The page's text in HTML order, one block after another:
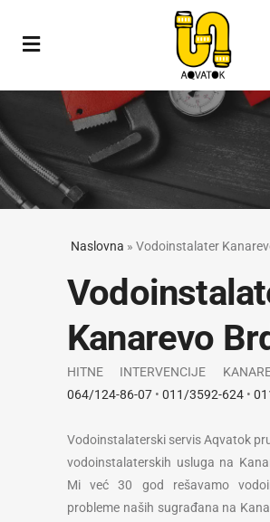
Naslovna » Vodoinstalater
Kanarevo
HITNE INTERVENCIJE
064/124-86-07 • 011/3592-624 •
Vodoinstalaterski servis Aqvatok
vodoinstalaterskih usluga na
Mi već 30 god rešavamo
probleme naših sugrađana na